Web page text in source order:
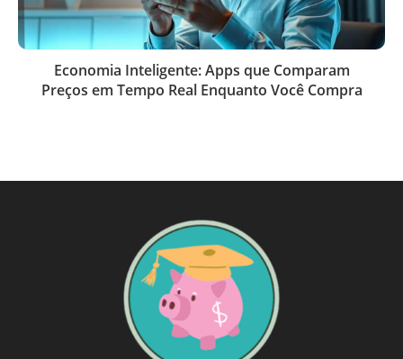
Economia Inteligente: Apps que Comparam
Preços em Tempo Real Enquanto Você Compra